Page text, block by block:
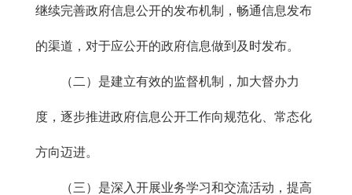
继续完善政府信息公开的发布机制，畅通信息发布
的渠道，对于应公开的政府信息做到及时发布。
（二）是建立有效的监督机制，加大督办力
度，逐步推进政府信息公开工作向规范化、常态化
方向迈进。
（三）是深入开展业务学习和交流活动，提高